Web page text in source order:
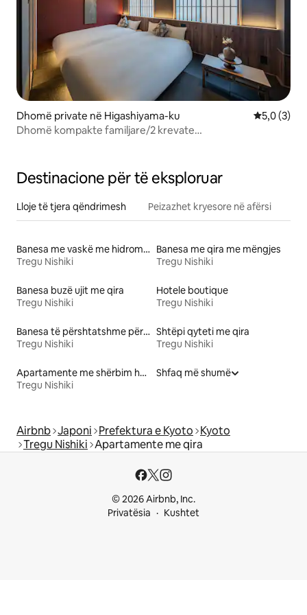
Dhomë private në Higashiyama-ku Vlerësimi
5,0 (3)
Dhomë kompakte familjare/2 krevate
Destinacione për të eksploruar
Lloje të tjera qëndrimesh Peizazhet kryesore në afërsi
Banesa me vaskë me hidromasazh me qira
Tregu Nishiki
Banesa me qira me mëngjes
Tregu Nishiki
Banesa buzë ujit me qira
Tregu Nishiki
Hotele boutique
Tregu Nishiki
Banesa të përshtatshme për familje me qira
Tregu Nishiki
Shtëpi qyteti me qira
Tregu Nishiki
Apartamente me shërbim hotelerie me qira
Tregu Nishiki
Shfaq më shumë
Airbnb Japoni Prefektura e Kyoto Kyoto
Tregu Nishiki Apartamente me qira
© 2026 Airbnb, Inc.
Privatësia
Kushtet